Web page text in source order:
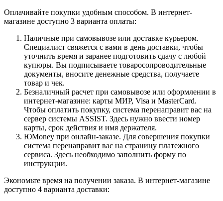
Оплачивайте покупки удобным способом. В интернет-
магазине доступно 3 варианта оплаты:
Наличные при самовывозе или доставке курьером.
Специалист свяжется с вами в день доставки, чтобы
уточнить время и заранее подготовить сдачу с любой
купюры. Вы подписываете товаросопроводительные
документы, вносите денежные средства, получаете
товар и чек.
Безналичный расчет при самовывозе или оформлении в
интернет-магазине: карты МИР, Visa и MasterCard.
Чтобы оплатить покупку, система перенаправит вас на
сервер системы ASSIST. Здесь нужно ввести номер
карты, срок действия и имя держателя.
ЮMoney при онлайн-заказе. Для совершения покупки
система перенаправит вас на страницу платежного
сервиса. Здесь необходимо заполнить форму по
инструкции.
Экономьте время на получении заказа. В интернет-магазине
доступно 4 варианта доставки: